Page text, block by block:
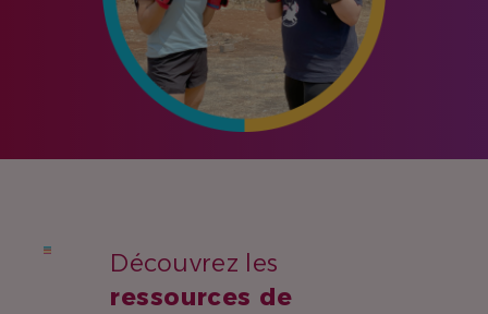
Découvrez les
ressources de